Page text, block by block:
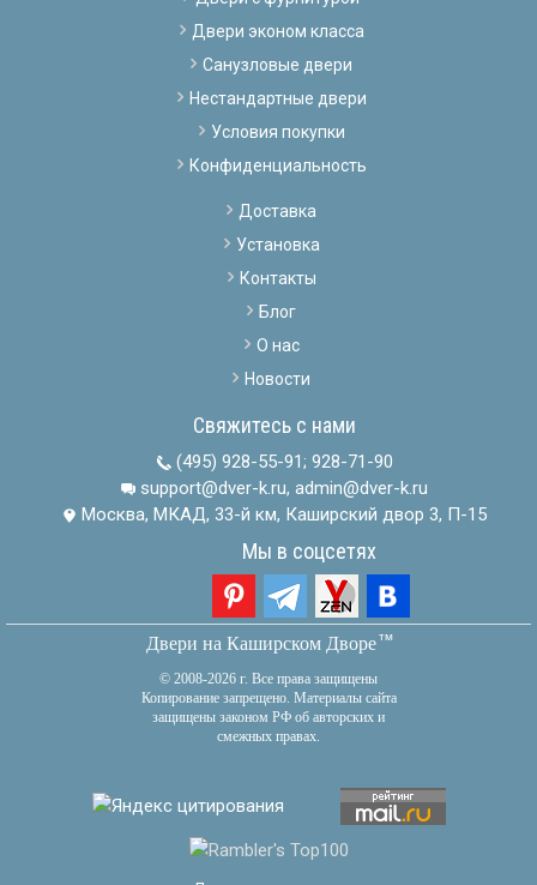
Двери эконом класса
Санузловые двери
Нестандартные двери
Условия покупки
Конфиденциальность
Доставка
Установка
Контакты
Блог
О нас
Новости
Свяжитесь с нами
(495) 928-55-91; 928-71-90
support@dver-k.ru, admin@dver-k.ru
Москва, МКАД, 33-й км, Каширский двор 3, П-15
Мы в соцсетях
Двери на Каширском Дворетм
© 2008-2026 г. Все права защищены
Копирование запрещено. Материалы сайта
защищены законом РФ об авторских и
смежных правах.